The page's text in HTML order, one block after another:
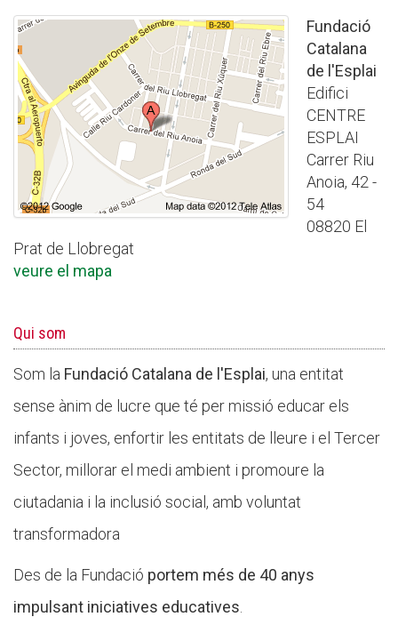
Fundació
Catalana
de l'Esplai
Edifici
CENTRE
ESPLAI
Carrer Riu
Anoia, 42 -
54
08820 El
Prat de Llobregat
veure el mapa
Qui som
Som la Fundació Catalana de l'Esplai, una entitat
sense ànim de lucre que té per missió educar els
infants i joves, enfortir les entitats de lleure i el Tercer
Sector, millorar el medi ambient i promoure la
ciutadania i la inclusió social, amb voluntat
transformadora
Des de la Fundació portem més de 40 anys
impulsant iniciatives educatives
Fes un donatiu
Treballa amb nosaltres